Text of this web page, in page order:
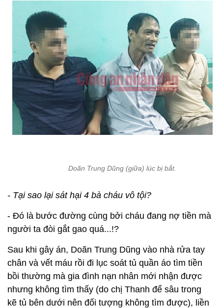
Doãn Trung Dũng (giữa) lúc bị bắt.
- Tại sao lại sát hại 4 bà cháu vô tội?
- Đó là bước đường cùng bởi cháu đang nợ tiền mà
người ta đòi gắt gao quá...!?
Sau khi gây án, Doãn Trung Dũng vào nhà rửa tay
chân và vết máu rồi đi lục soát tủ quần áo tìm tiền
bồi thường mà gia đình nạn nhân mới nhận được
nhưng không tìm thấy (do chị Thanh để sâu trong
kẽ tủ bên dưới nên đối tượng không tìm được), liền